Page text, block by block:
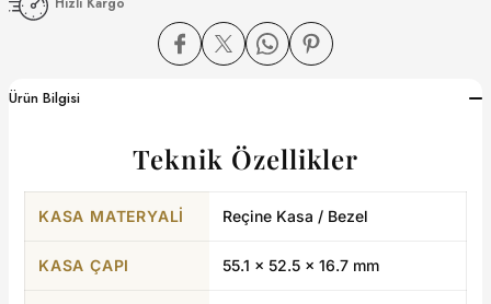
Ürün Bilgisi
Teknik Özellikler
KASA MATERYALI Reçine Kasa / Bezel
KASA ÇAPI 55.1 × 52.5 × 16.7 mm